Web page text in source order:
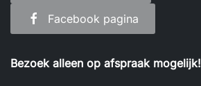
Facebook pagina
Bezoek alleen op afspraak mogelijk!